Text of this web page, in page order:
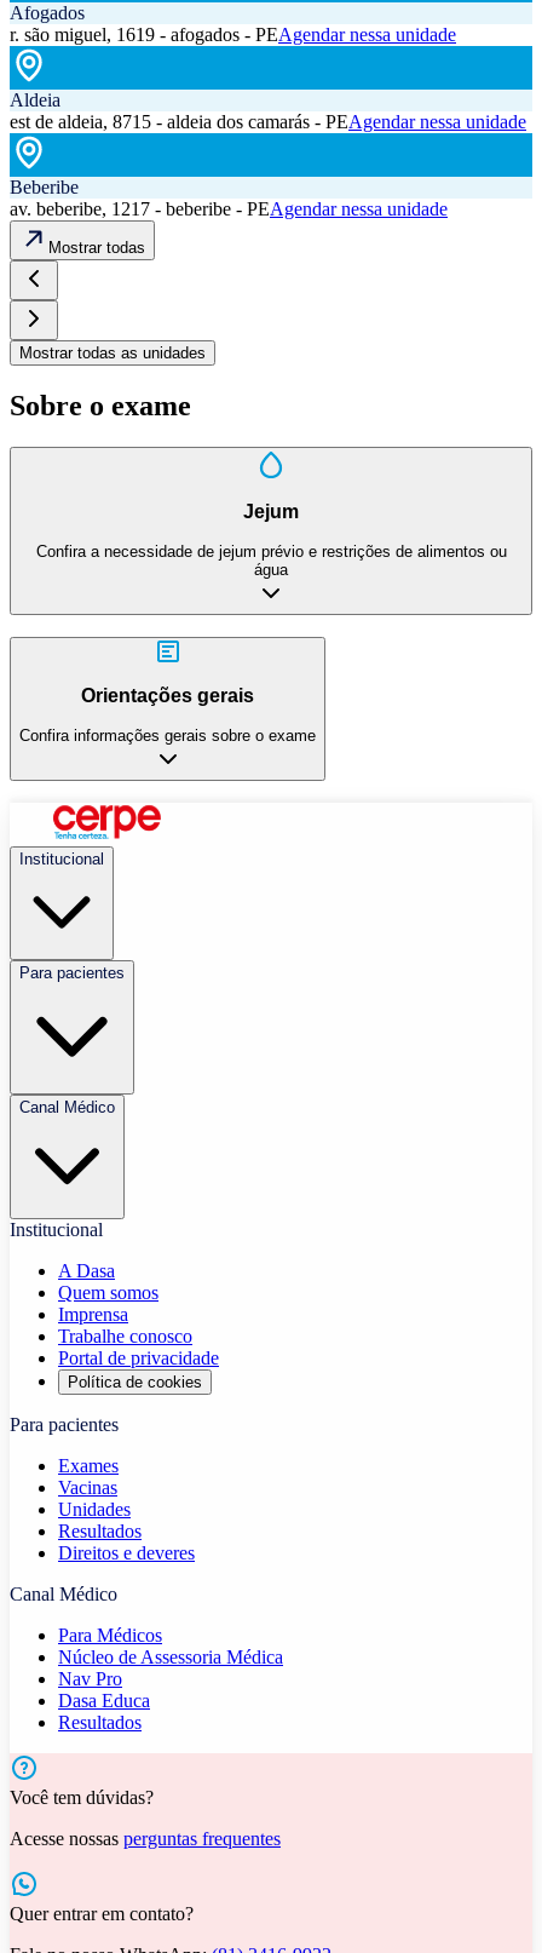
Afogados
r. são miguel, 1619 - afogados - PEAgendar nessa unidade
Aldeia
est de aldeia, 8715 - aldeia dos camarás - PEAgendar nessa unidade
Beberibe
av. beberibe, 1217 - beberibe - PEAgendar nessa unidade
Mostrar todas
Mostrar todas as unidades
Sobre o exame
Jejum
Confira a necessidade de jejum prévio e restrições de alimentos ou
água
Orientações gerais
Confira informações gerais sobre o exame
Institucional
Para pacientes
Canal Médico
Institucional
A Dasa
Quem somos
Imprensa
Trabalhe conosco
Portal de privacidade
Política de cookies
Para pacientes
Exames
Vacinas
Unidades
Resultados
Direitos e deveres
Canal Médico
Para Médicos
Núcleo de Assessoria Médica
Nav Pro
Dasa Educa
Resultados
Você tem dúvidas?
Acesse nossas perguntas frequentes
Quer entrar em contato?